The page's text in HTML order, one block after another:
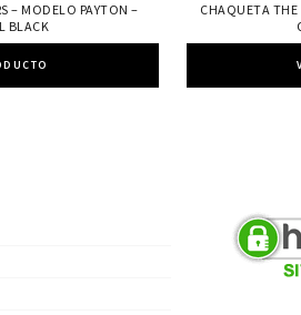
– MODELO PAYTON –
BLACK
CHAQUETA THE